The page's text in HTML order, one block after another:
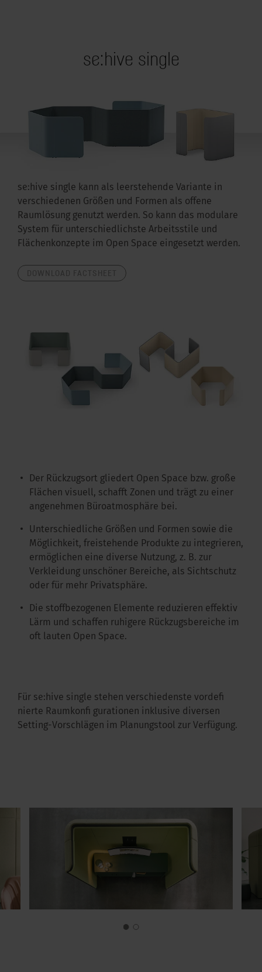
se:hive single
se:hive single kann als leerstehende Variante in
verschiedenen Größen und Formen als offene
Raumlösung genutzt werden. So kann das modulare
System für unterschiedlichste Arbeitsstile und
Flächenkonzepte im Open Space eingesetzt werden.
Der Rückzugsort gliedert Open Space bzw. große
Flächen visuell, schafft Zonen und trägt zu einer
angenehmen Büroatmosphäre bei.
Unterschiedliche Größen und Formen sowie die
Möglichkeit, freistehende Produkte zu integrieren,
ermöglichen eine diverse Nutzung, z. B. zur
Verkleidung unschöner Bereiche, als Sichtschutz
oder für mehr Privatsphäre.
Die stoffbezogenen Elemente reduzieren effektiv
Lärm und schaffen ruhigere Rückzugsbereiche im
oft lauten Open Space.
Für se:hive single stehen verschiedenste vordefi
nierte Raumkonfi gurationen inklusive diversen
Setting-Vorschlägen im Planungstool zur Verfügung.